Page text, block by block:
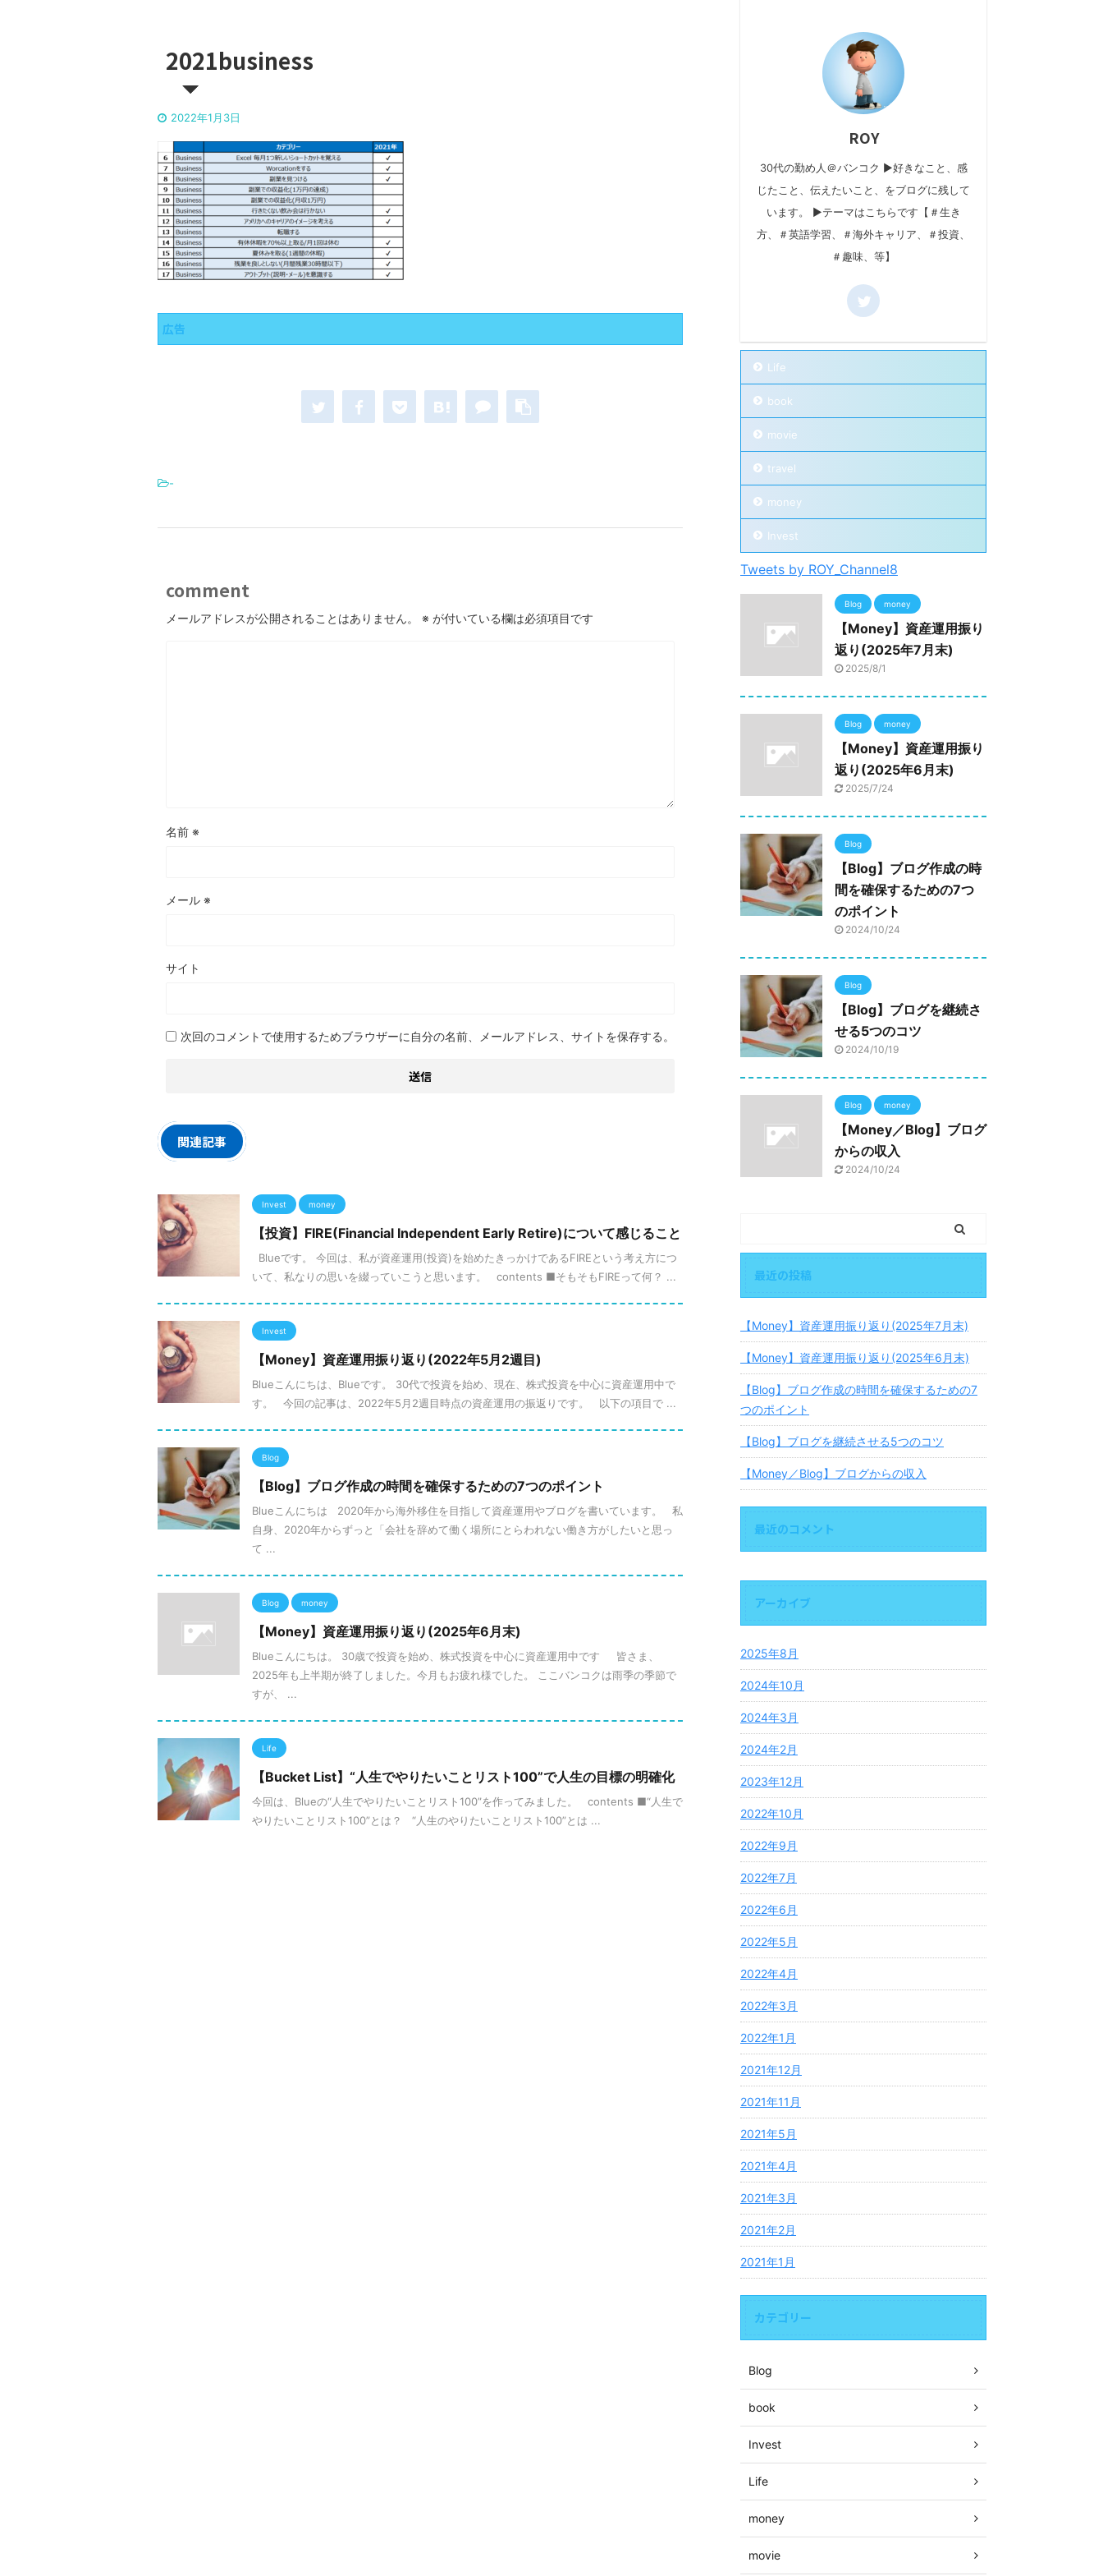
2021business
2022年1月3日
広告
-
comment
メールアドレスが公開されることはありません。 ※ が付いている欄は必須項目です
名前 ※
メール ※
サイト
次回のコメントで使用するためブラウザーに自分の名前、メールアドレス、サイトを保存する。
関連記事
Invest money
【投資】FIRE(Financial Independent Early Retire)について感じること
Blueです。 今回は、私が資産運用(投資)を始めたきっかけであるFIREという考え方につ
いて、私なりの思いを綴っていこうと思います。 contents ■そもそもFIREって何？ ...
Invest
【Money】資産運用振り返り(2022年5月2週目)
Blueこんにちは、Blueです。 30代で投資を始め、現在、株式投資を中心に資産運用中で
す。 今回の記事は、2022年5月2週目時点の資産運用の振返りです。 以下の項目で ...
Blog
【Blog】ブログ作成の時間を確保するための7つのポイント
Blueこんにちは 2020年から海外移住を目指して資産運用やブログを書いています。 私
自身、2020年からずっと「会社を辞めて働く場所にとらわれない働き方がしたいと思っ
て ...
Blog money
【Money】資産運用振り返り(2025年6月末)
Blueこんにちは。 30歳で投資を始め、株式投資を中心に資産運用中です 皆さま、
2025年も上半期が終了しました。今月もお疲れ様でした。 ここバンコクは雨季の季節で
すが、 ...
Life
【Bucket List】“人生でやりたいことリスト100”で人生の目標の明確化
今回は、Blueの“人生でやりたいことリスト100”を作ってみました。 contents ■“人生で
やりたいことリスト100”とは？ “人生のやりたいことリスト100”とは ...
ROY
30代の勤め人＠バンコク ▶好きなこと、感
じたこと、伝えたいこと、をブログに残して
います。 ▶テーマはこちらです【＃生き
方、＃英語学習、＃海外キャリア、＃投資、
＃趣味、等】
Life
book
movie
travel
money
Invest
Tweets by ROY_Channel8
Blog money
【Money】資産運用振り
返り(2025年7月末)
2025/8/1
Blog money
【Money】資産運用振り
返り(2025年6月末)
2025/7/24
Blog
【Blog】ブログ作成の時
間を確保するための7つ
のポイント
2024/10/24
Blog
【Blog】ブログを継続さ
せる5つのコツ
2024/10/19
Blog money
【Money／Blog】ブログ
からの収入
2024/10/24
最近の投稿
【Money】資産運用振り返り(2025年7月末)
【Money】資産運用振り返り(2025年6月末)
【Blog】ブログ作成の時間を確保するための7
つのポイント
【Blog】ブログを継続させる5つのコツ
【Money／Blog】ブログからの収入
最近のコメント
アーカイブ
2025年8月
2024年10月
2024年3月
2024年2月
2023年12月
2022年10月
2022年9月
2022年7月
2022年6月
2022年5月
2022年4月
2022年3月
2022年1月
2021年12月
2021年11月
2021年5月
2021年4月
2021年3月
2021年2月
2021年1月
カテゴリー
Blog
book
Invest
Life
money
movie